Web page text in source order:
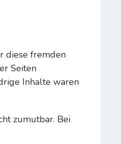
diese fremden
Seiten
Inhalte waren
zumutbar. Bei